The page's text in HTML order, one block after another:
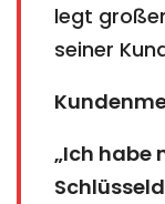
legt
seiner
„Ich habe